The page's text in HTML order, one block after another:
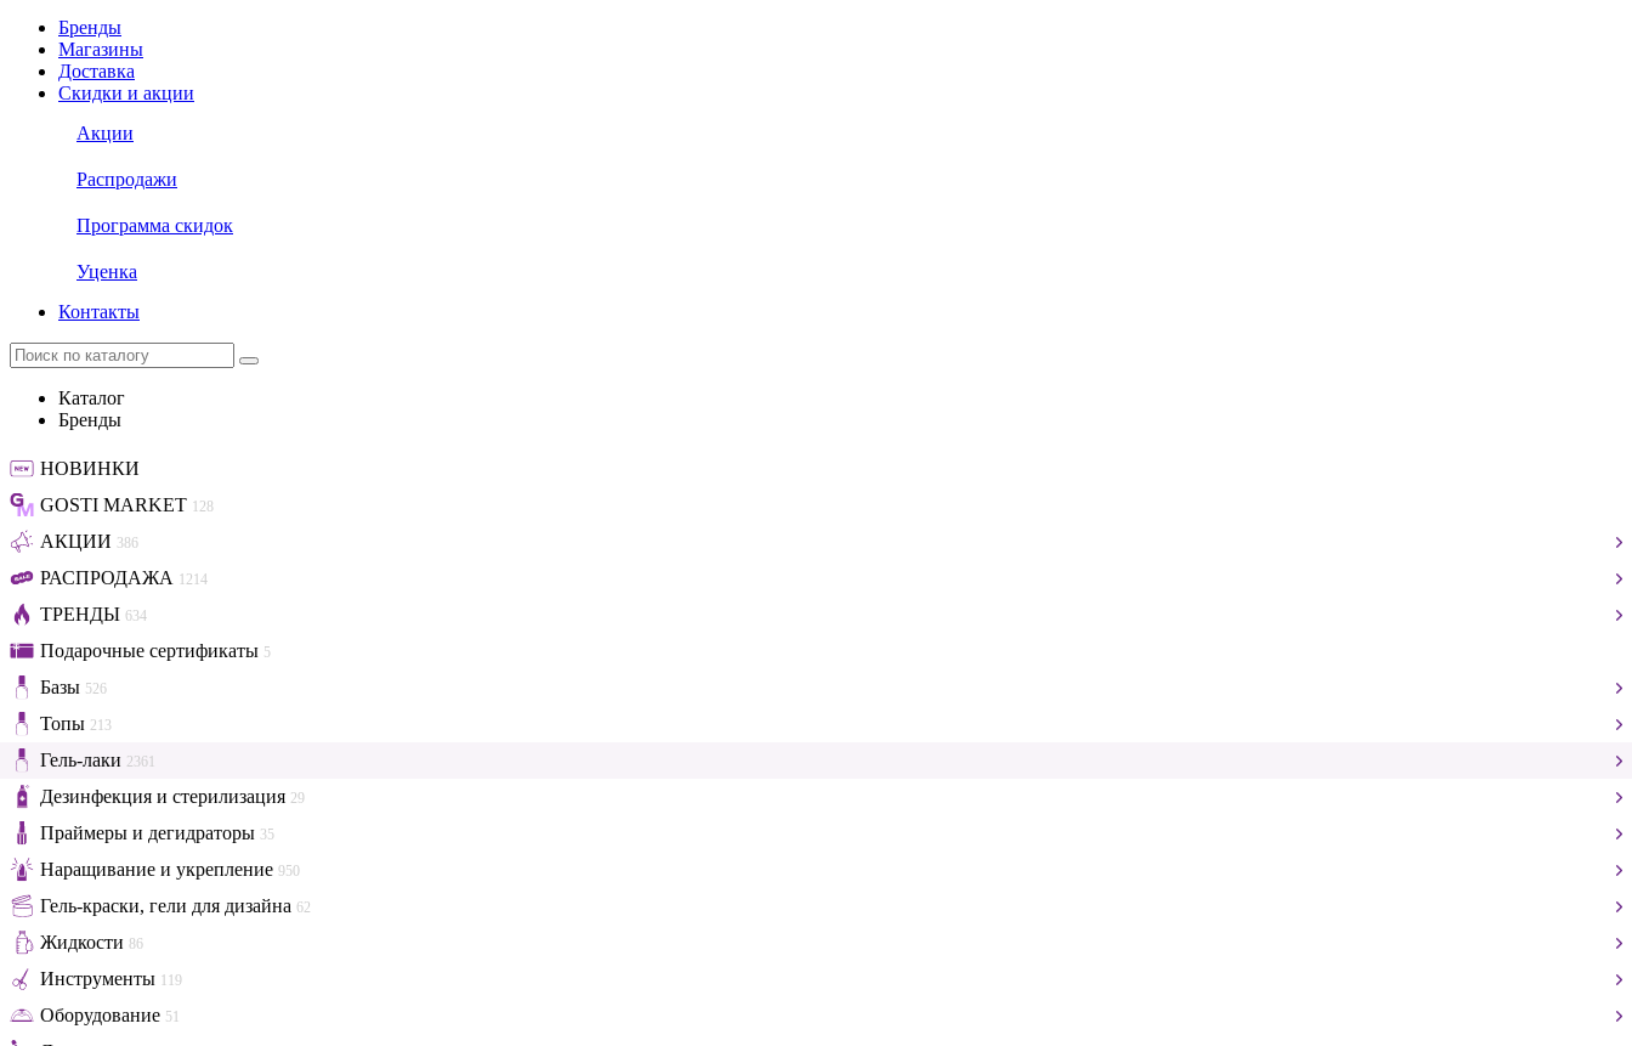
Бренды
Магазины
Доставка
Скидки и акции
Акции
Распродажи
Программа скидок
Уценка
Контакты
Каталог
Бренды
НОВИНКИ
GOSTI MARKET 128
АКЦИИ 386
РАСПРОДАЖА 1214
ТРЕНДЫ 634
Подарочные сертификаты 5
Базы 526
Топы 213
Гель-лаки 2361
Дезинфекция и стерилизация 29
Праймеры и дегидраторы 35
Наращивание и укрепление 950
Гель-краски, гели для дизайна 62
Жидкости 86
Инструменты 119
Оборудование 51